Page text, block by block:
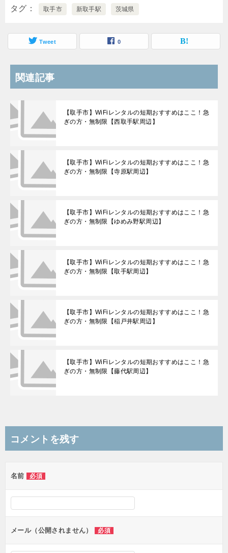
タグ 取手市 新取手駅 茨城県
Tweet 0
関連記事
【取手市】WiFiレンタルの短期おすすめはここ！急
ぎの方・無制限【西取手駅周辺】
【取手市】WiFiレンタルの短期おすすめはここ！急
ぎの方・無制限【寺原駅周辺】
【取手市】WiFiレンタルの短期おすすめはここ！急
ぎの方・無制限【ゆめみ野駅周辺】
【取手市】WiFiレンタルの短期おすすめはここ！急
ぎの方・無制限【取手駅周辺】
【取手市】WiFiレンタルの短期おすすめはここ！急
ぎの方・無制限【稲戸井駅周辺】
【取手市】WiFiレンタルの短期おすすめはここ！急
ぎの方・無制限【藤代駅周辺】
コメントを残す
名前 必須
メール（公開されません） 必須